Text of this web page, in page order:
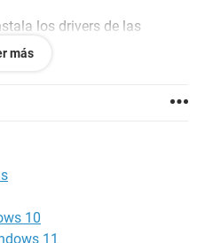
los drivers de las
de video, de sonido, de red,
un programa tipo Driver
de impresoras en
más
10
11